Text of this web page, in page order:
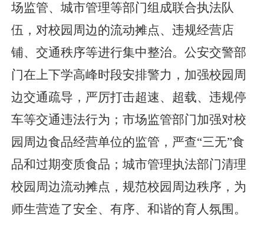
场监管、城市管理等部门组成联合执法队
伍，对校园周边的流动摊点、违规经营店
铺、交通秩序等进行集中整治。公安交警部
门在上下学高峰时段安排警力，加强校园周
边交通疏导，严厉打击超速、超载、违规停
车等交通违法行为；市场监管部门加强对校
园周边食品经营单位的监管，严查“三无”食
品和过期变质食品；城市管理执法部门清理
校园周边流动摊点，规范校园周边秩序，为
师生营造了安全、有序、和谐的育人氛围。